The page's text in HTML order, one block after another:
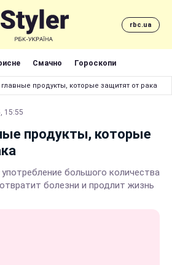
rbc.ua
Смачно Гороскопи
продукты, которые защитят от рака
15:55
продукты, которые
большого количества
болезни и продлит жизнь